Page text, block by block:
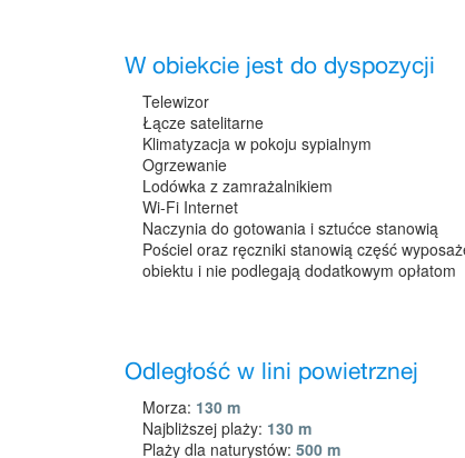
W obiekcie jest do dyspozycji
Telewizor
Łącze satelitarne
Klimatyzacja w pokoju sypialnym
Ogrzewanie
Lodówka z zamrażalnikiem
Wi-Fi Internet
Naczynia do gotowania i sztućce stanowią
Pościel oraz ręczniki stanowią część
obiektu i nie podlegają dodatkowym opłatom
Odległość w lini powietrznej
Morza: 130 m
Najbliższej plaży: 130 m
Plaży dla naturystów: 500 m